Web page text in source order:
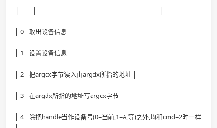
├───┼────────────────────────────┤
│ 0 │取出设备信息 │
│ 1 │设置设备信息 │
│ 2 │把argcx字节读入由argdx所指的地址 │
│ 3 │在argdx所指的地址写argcx字节 │
│ 4 │除把handle当作设备号(0=当前,1=A,等)之外,均和cmd=2时一样